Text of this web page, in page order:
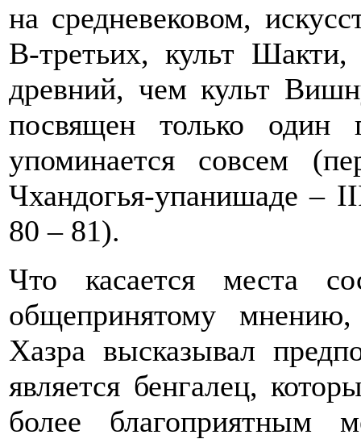
на средневековом,
В-третьих, культ
древний, чем культ
посвящен только
упоминается совсем
Чхандогья-упанишаде –
80 – 81).
Что касается места
общепринятому
Хазра высказывал
является бенгалец,
более благоприятным